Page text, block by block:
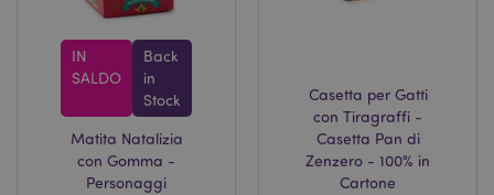
IN
SALDO
Back
in
Stock
Matita Natalizia
con Gomma -
Personaggi
Casetta per Gatti
con Tiragraffi -
Casetta Pan di
Zenzero - 100% in
Cartone